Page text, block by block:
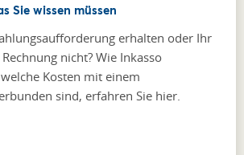
Sie wissen müssen
erhalten oder Ihr
nicht? Wie Inkasso
Kosten mit einem
sind, erfahren Sie hier.